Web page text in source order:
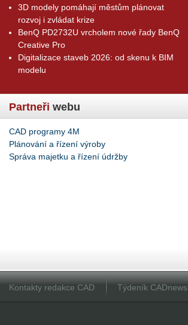
3D modely pomáhají městům plánovat
rozvoj i zvládat krize
BenQ PD2732U vrcholem nové řady BenQ
Creative Pro
Digitalizace staveb 2026: od skenu k BIM
modelu
Partneři webu
CAD programy 4M
Plánování a řízení výroby
Správa majetku a řízení údržby
Kontakty redakce CAD Týdeník CADnews